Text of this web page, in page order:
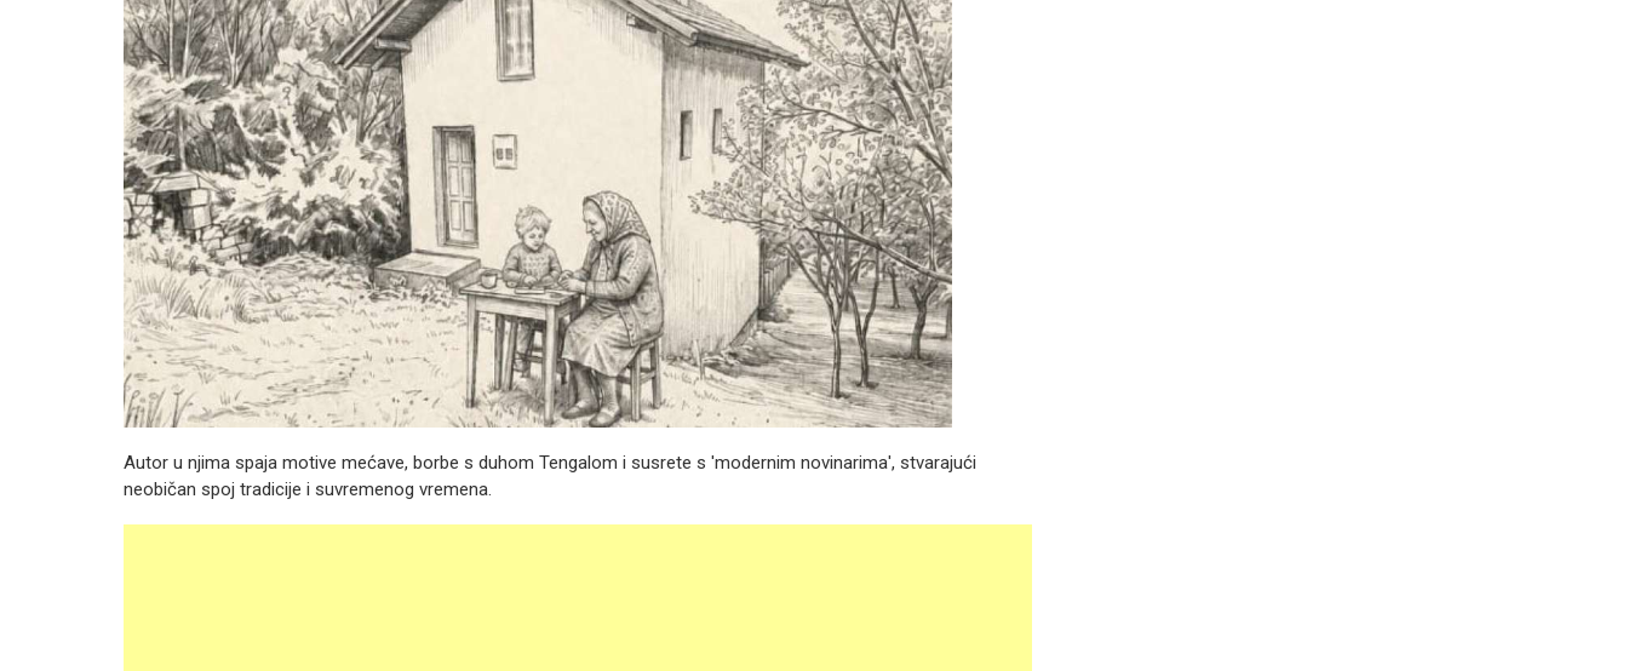
Autor u njima spaja motive mećave, borbe s duhom Tengalom i susrete s 'modernim novinarima', stvarajući
neobičan spoj tradicije i suvremenog vremena.